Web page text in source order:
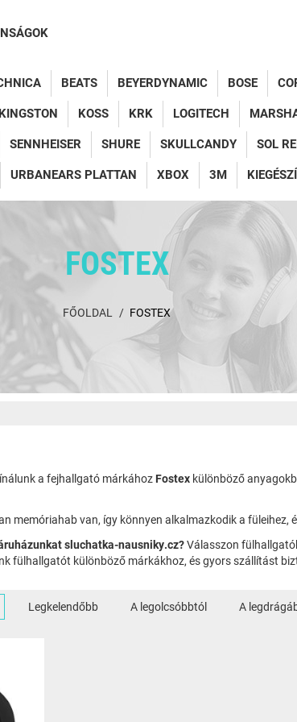
BEATS BEYERDYNAMIC BOSE
KINGSTON KOSS KRK LOGITECH
SENNHEISER SHURE SKULLCANDY
SOL
URBANEARS PLATTAN XBOX 3M
FOSTEX
FŐOLDAL FOSTEX
a fejhallgató márkához Fostex különböző
memóriahab van, így könnyen alkalmazkodik a füleihez,
sluchatka-nausniky.cz?Válasszon
fülhallgatót különböző márkákhoz, és gyors szállítást
Legkelendőbb A legolcsóbbtól A